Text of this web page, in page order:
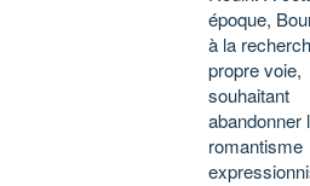
époque,
à la
propre voie,
souhaitant
abandonner
romantisme